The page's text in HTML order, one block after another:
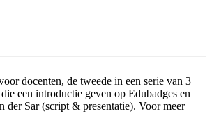
docenten, de tweede in een serie van 3
een introductie geven op Edubadges en
Sar (script & presentatie). Voor meer